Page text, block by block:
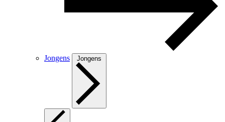
Jongens Jongens